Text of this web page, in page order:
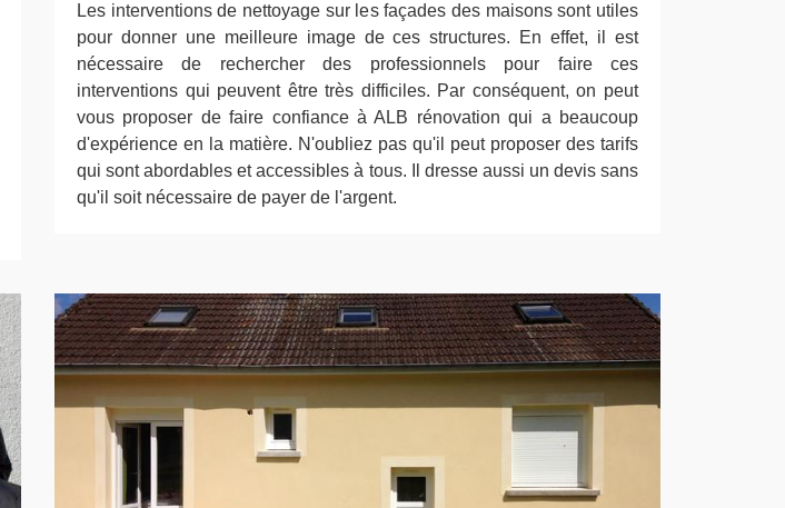
Les interventions de nettoyage sur les façades des maisons sont utiles
pour donner une meilleure image de ces structures. En effet, il est
nécessaire de rechercher des professionnels pour faire ces
interventions qui peuvent être très difficiles. Par conséquent, on peut
vous proposer de faire confiance à ALB rénovation qui a beaucoup
d'expérience en la matière. N'oubliez pas qu'il peut proposer des tarifs
qui sont abordables et accessibles à tous. Il dresse aussi un devis sans
qu'il soit nécessaire de payer de l'argent.